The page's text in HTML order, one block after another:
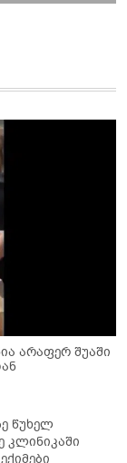
არაფერ შუაში
წუხელ
კლინიკაში